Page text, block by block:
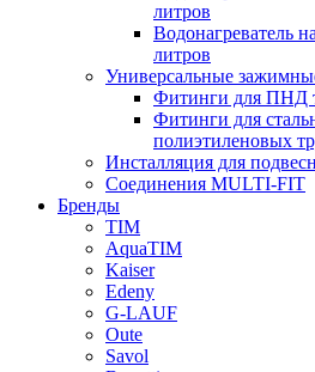
литров
Водонагреватель
литров
Универсальные
Фитинги для ПНД
Фитинги для
полиэтиленовых
Инсталляция для
Соединения MULTI-FIT
Бренды
TIM
AquaTIM
Kaiser
Edeny
G-LAUF
Oute
Savol